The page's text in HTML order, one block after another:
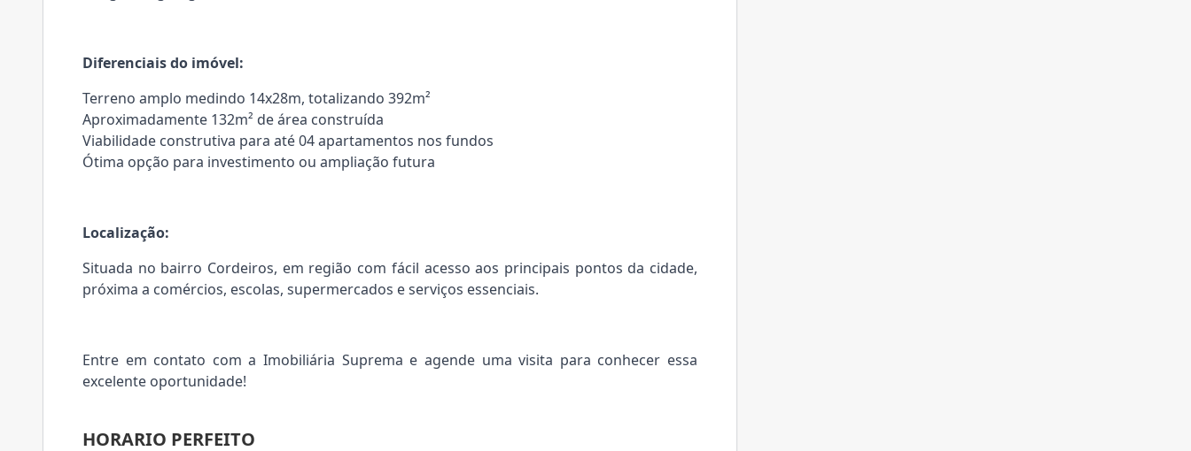
Diferenciais do imóvel:
Terreno amplo medindo 14x28m, totalizando 392m²
Aproximadamente 132m² de área construída
Viabilidade construtiva para até 04 apartamentos nos fundos
Ótima opção para investimento ou ampliação futura
Localização:
Situada no bairro Cordeiros, em região com fácil acesso aos principais pontos da cidade,
próxima a comércios, escolas, supermercados e serviços essenciais.
Entre em contato com a Imobiliária Suprema e agende uma visita para conhecer essa
excelente oportunidade!
HORARIO PERFEITO